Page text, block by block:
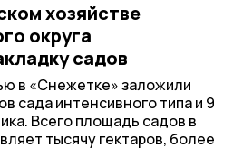
хозяйстве
округа
садов
в «Снежетке» заложили
сада интенсивного типа и 9
Всего площадь садов в
тысячу гектаров, более